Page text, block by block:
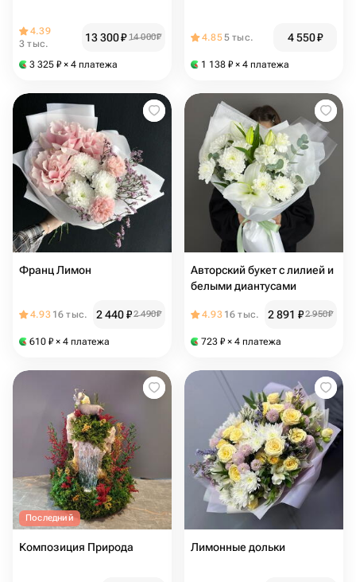
4.39
3 тыс.
13 300₽ 14 000₽
3 325 ₽ × 4 платежа
4.855 тыс. 4 550₽
1 138 ₽ × 4 платежа
Франц Лимон
4.93 16 тыс. 2 440₽2 490₽
610 ₽ × 4 платежа
Авторский букет с лилией и
белыми диантусами
4.93 16 тыс. 2 891 ₽2 950₽
723 ₽ × 4 платежа
Последний
Композиция Природа Лимонные дольки